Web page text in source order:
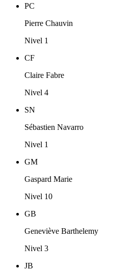
PC
Pierre Chauvin
Nivel 1
CF
Claire Fabre
Nivel 4
SN
Sébastien Navarro
Nivel 1
GM
Gaspard Marie
Nivel 10
GB
Geneviève Barthelemy
Nivel 3
JB